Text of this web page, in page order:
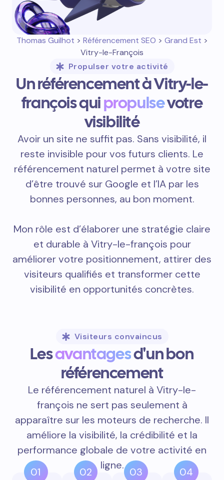
Thomas Guilhot > Référencement SEO > Grand Est >
Vitry-le-François
Propulser votre activité
Un référencement à Vitry-le-
françois quipropulsevotre
visibilité
Avoir un site ne suffit pas. Sans visibilité, il
reste invisible pour vos futurs clients. Le
référencement naturel permet à votre site
d’être trouvé sur Google et l’IA par les
bonnes personnes, au bon moment.
Mon rôle est d’élaborer une stratégie claire
et durable à Vitry-le-françois pour
améliorer votre positionnement, attirer des
visiteurs qualifiés et transformer cette
visibilité en opportunités concrètes.
Visiteurs convaincus
Lesavantagesd'un bon
référencement
Le référencement naturel à Vitry-le-
françois ne sert pas seulement à
apparaître sur les moteurs de recherche. Il
améliore la visibilité, la crédibilité et la
performance globale de votre activité en
ligne.
01 02 03 04